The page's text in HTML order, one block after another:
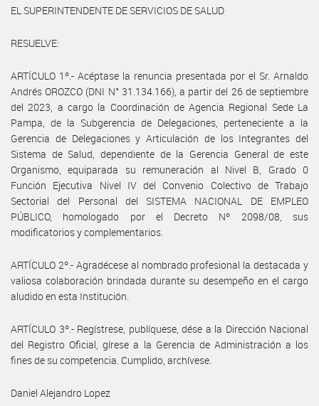
EL SUPERINTENDENTE DE SERVICIOS DE SALUD
RESUELVE:
ARTÍCULO 1º.- Acéptase la renuncia presentada por el Sr. Arnaldo
Andrés OROZCO (DNI N° 31.134.166), a partir del 26 de septiembre
del 2023, a cargo la Coordinación de Agencia Regional Sede La
Pampa, de la Subgerencia de Delegaciones, perteneciente a la
Gerencia de Delegaciones y Articulación de los Integrantes del
Sistema de Salud, dependiente de la Gerencia General de este
Organismo, equiparada su remuneración al Nivel B, Grado 0
Función Ejecutiva Nivel IV del Convenio Colectivo de Trabajo
Sectorial del Personal del SISTEMA NACIONAL DE EMPLEO
PÚBLICO, homologado por el Decreto Nº 2098/08, sus
modificatorios y complementarios.
ARTÍCULO 2º.- Agradécese al nombrado profesional la destacada y
valiosa colaboración brindada durante su desempeño en el cargo
aludido en esta Institución.
ARTÍCULO 3º.- Regístrese, publíquese, dése a la Dirección Nacional
del Registro Oficial, gírese a la Gerencia de Administración a los
fines de su competencia. Cumplido, archívese.
Daniel Alejandro Lopez